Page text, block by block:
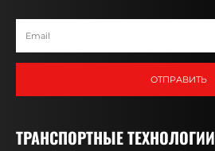
ОТПРАВИТЬ
ТРАНСПОРТНЫЕ ТЕХНОЛОГИИ